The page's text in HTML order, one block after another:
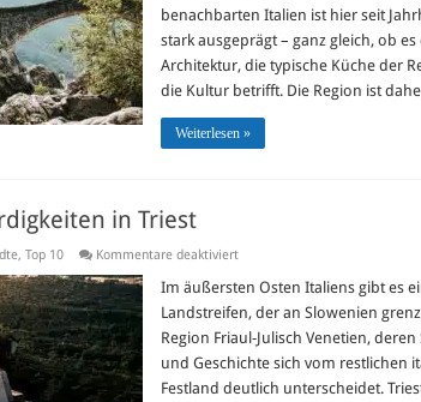
benachbarten Italien ist hier seit
stark ausgeprägt – ganz gleich, ob es
Architektur, die typische Küche der
die Kultur betrifft. Die Region ist
Weiterlesen »
in Triest
, Top 10 Kommentare deaktiviertfür
Top10-
in
Triest
Im äußersten Osten Italiens gibt es
Landstreifen, der an Slowenien
Region Friaul-Julisch Venetien, deren
und Geschichte sich vom restlichen
Festland deutlich unterscheidet.